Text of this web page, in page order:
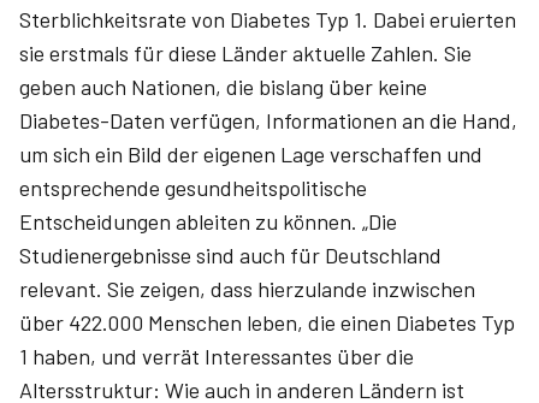
Sterblichkeitsrate von Diabetes Typ 1. Dabei eruierten
sie erstmals für diese Länder aktuelle Zahlen. Sie
geben auch Nationen, die bislang über keine
Diabetes-Daten verfügen, Informationen an die Hand,
um sich ein Bild der eigenen Lage verschaffen und
entsprechende gesundheitspolitische
Entscheidungen ableiten zu können. „Die
Studienergebnisse sind auch für Deutschland
relevant. Sie zeigen, dass hierzulande inzwischen
über 422.000 Menschen leben, die einen Diabetes Typ
1 haben, und verrät Interessantes über die
Altersstruktur: Wie auch in anderen Ländern ist